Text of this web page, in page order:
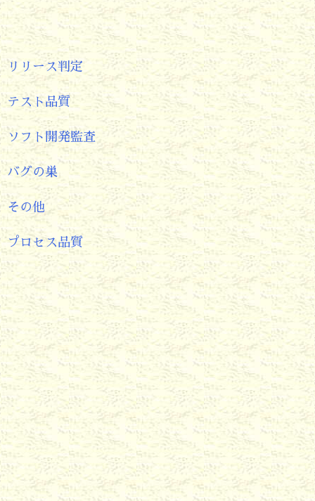
リリース判定
テスト品質
ソフト開発監査
バグの巣
その他
プロセス品質